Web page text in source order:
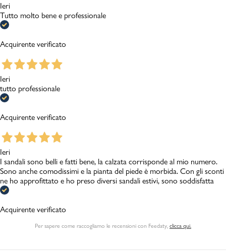
Ieri
Tutto molto bene e professionale
Acquirente verificato
Ieri
tutto professionale
Acquirente verificato
Ieri
I sandali sono belli e fatti bene, la calzata corrisponde al mio numero.
Sono anche comodissimi e la pianta del piede è morbida. Con gli sconti
ne ho approfittato e ho preso diversi sandali estivi, sono soddisfatta
Acquirente verificato
Per sapere come raccogliamo le recensioni con Feedaty clicca qui.